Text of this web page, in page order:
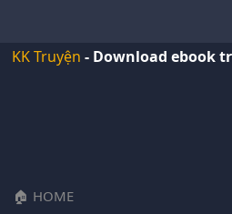
KK Truyện - Download ebook
HOME